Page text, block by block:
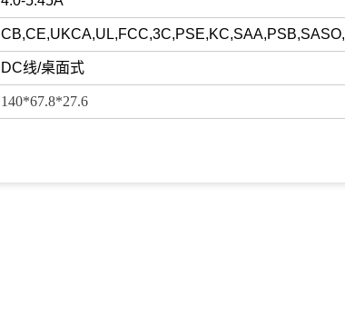
CB,CE,UKCA,UL,FCC,3C,PSE,KC,SAA,PSB,SASO,
DC线/桌面式
140*67.8*27.6